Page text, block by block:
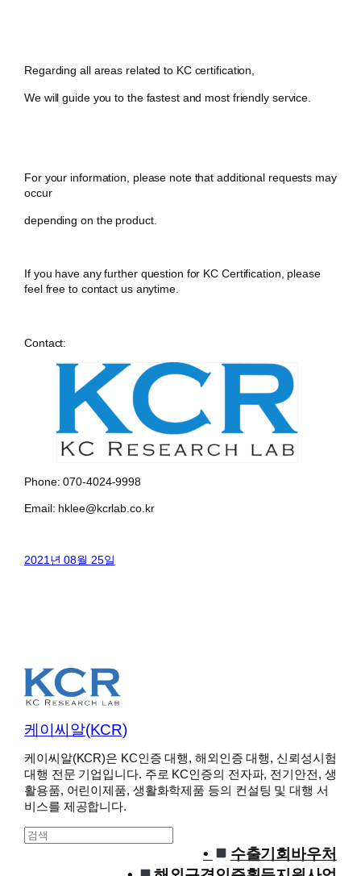
Regarding all areas related to KC certification,
We will guide you to the fastest and most friendly service.
For your information, please note that additional requests may
occur
depending on the product.
If you have any further question for KC Certification, please
feel free to contact us anytime.
Contact:
Phone: 070-4024-9998
Email: hklee@kcrlab.co.kr
2021년 08월 25일
케이씨알(KCR)
케이씨알(KCR)은 KC인증 대행, 해외인증 대행, 신뢰성시험
대행 전문 기업입니다. 주로 KC인증의 전자파, 전기안전, 생
활용품, 어린이제품, 생활화학제품 등의 컨설팅 및 대행 서
비스를 제공합니다.
S
수출기회바우처